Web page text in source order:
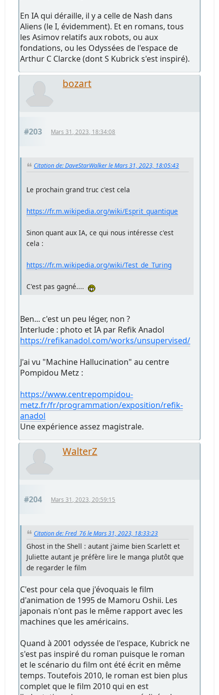
En IA qui déraille, il y a celle de Nash dans
Aliens (le I, évidemment). Et en romans, tous
les Asimov relatifs aux robots, ou aux
fondations, ou les Odyssées de l'espace de
Arthur C Clarcke (dont S Kubrick s'est inspiré).
bozart
#203 Mars 31, 2023, 18:34:08
Citation de: DaveStarWalker le Mars 31, 2023, 18:05:43
Le prochain grand truc c'est cela
https://fr.m.wikipedia.org/wiki/Esprit_quantique
Sinon quant aux IA, ce qui nous intéresse c'est
cela :
https://fr.m.wikipedia.org/wiki/Test_de_Turing
C'est pas gagné....
Ben... c'est un peu léger, non ?
Interlude : photo et IA par Refik Anadol
https://refikanadol.com/works/unsupervised/
J'ai vu "Machine Hallucination" au centre
Pompidou Metz :
https://www.centrepompidou-
metz.fr/fr/programmation/exposition/refik-
anadol
Une expérience assez magistrale.
WalterZ
#204 Mars 31, 2023, 20:59:15
Citation de: Fred_76 le Mars 31, 2023, 18:33:23
Ghost in the Shell : autant j'aime bien Scarlett et
Juliette autant je préfère lire le manga plutôt que
de regarder le film
C'est pour cela que j'évoquais le film
d'animation de 1995 de Mamoru Oshii. Les
japonais n'ont pas le même rapport avec les
machines que les américains.
Quand à 2001 odyssée de l'espace, Kubrick ne
s'est pas inspiré du roman puisque le roman
et le scénario du film ont été écrit en même
temps. Toutefois 2010, le roman est bien plus
complet que le film 2010 qui en est